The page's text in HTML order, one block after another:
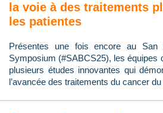
la voie à des traitements
les patientes
Présentes une fois encore au San
Symposium (#SABCS25), les équipes
plusieurs études innovantes qui
l’avancée des traitements du cancer du